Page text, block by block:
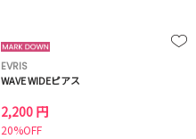
EVRIS
WAVE WIDEピアス
2,200 円
20%OFF